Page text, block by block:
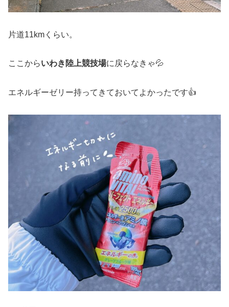
片道11kmくらい。
ここからいわき陸上競技場に戻らなきゃ💦
エネルギーゼリー持ってきておいてよかったです👍